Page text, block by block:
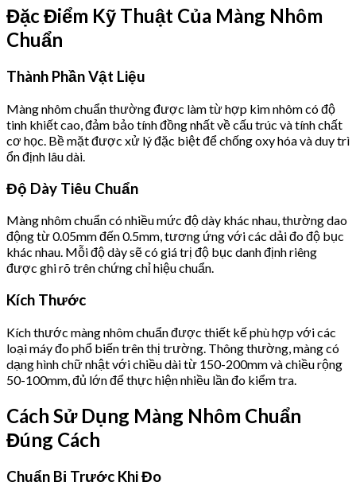
Đặc Điểm Kỹ Thuật Của Màng Nhôm
Chuẩn
Thành Phần Vật Liệu
Màng nhôm chuẩn thường được làm từ hợp kim nhôm có độ
tinh khiết cao, đảm bảo tính đồng nhất về cấu trúc và tính chất
cơ học. Bề mặt được xử lý đặc biệt để chống oxy hóa và duy trì
ổn định lâu dài.
Độ Dày Tiêu Chuẩn
Màng nhôm chuẩn có nhiều mức độ dày khác nhau, thường dao
động từ 0.05mm đến 0.5mm, tương ứng với các dải đo độ bục
khác nhau. Mỗi độ dày sẽ có giá trị độ bục danh định riêng
được ghi rõ trên chứng chỉ hiệu chuẩn.
Kích Thước
Kích thước màng nhôm chuẩn được thiết kế phù hợp với các
loại máy đo phổ biến trên thị trường. Thông thường, màng có
dạng hình chữ nhật với chiều dài từ 150-200mm và chiều rộng
50-100mm, đủ lớn để thực hiện nhiều lần đo kiểm tra.
Cách Sử Dụng Màng Nhôm Chuẩn
Đúng Cách
Chuẩn Bị Trước Khi Đo